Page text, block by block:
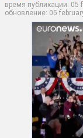
время публикации: 05
обновление: 05